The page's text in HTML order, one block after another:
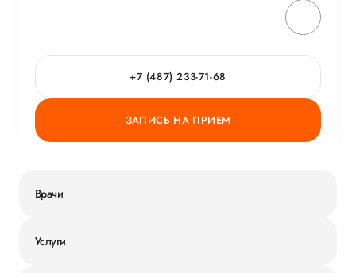
+7 (487) 233-71-68
ЗАПИСЬ НА ПРИЕМ
Врачи
Услуги